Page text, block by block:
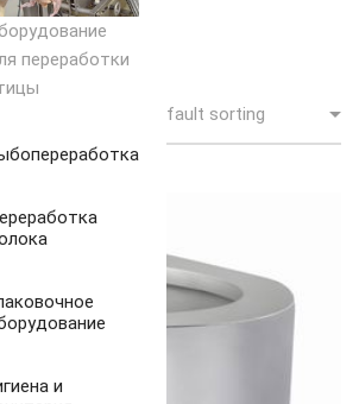
переработки
и